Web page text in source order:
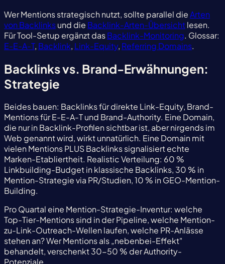
Wer Mentions strategisch nutzt, sollte parallel dieArten
von Backlinksund die Backlink-Arten-Übersichtlesen.
Für Tool-Setup ergänzt dasBacklink-Monitoring. Glossar:
E-E-A-T, Backlink, Link-Equity, Referring Domains.
Backlinks vs. Brand-Erwähnungen:
Strategie
Beides bauen: Backlinks für direkte Link-Equity, Brand-
Mentions für E-E-A-T und Brand-Authority. Eine Domain,
die nur in Backlink-Profilen sichtbar ist, aber nirgends im
Web genannt wird, wirkt unnatürlich. Eine Domain mit
vielen Mentions PLUS Backlinks signalisiert echte
Marken-Etabliertheit. Realistic Verteilung: 60 %
Linkbuilding-Budget in klassische Backlinks, 30 % in
Mention-Strategie via PR/Studien, 10 % in GEO-Mention-
Building.
Pro Quartal eine Mention-Strategie-Inventur: welche
Top-Tier-Mentions sind in der Pipeline, welche Mention-
zu-Link-Outreach-Wellen laufen, welche PR-Anlässe
stehen an? Wer Mentions als „nebenbei-Effekt"
behandelt, verschenkt 30-50 % der Authority-
Potenziale.